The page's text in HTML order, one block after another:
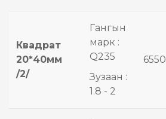
Квадрат
20*40мм
/2/
Гангын
марк :
Q235
Зузаан :
1.8 - 2
6550